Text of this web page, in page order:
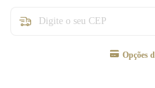
Opções